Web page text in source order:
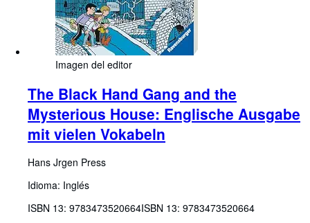
Imagen del editor
The Black Hand Gang and the
Mysterious House: Englische Ausgabe
mit vielen Vokabeln
Hans Jrgen Press
Idioma: Inglés
ISBN 13: 9783473520664ISBN 13: 9783473520664